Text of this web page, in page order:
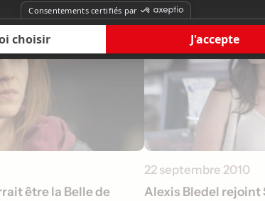
être la Belle de
22 septembre 2010
Alexis Bledel rejoint